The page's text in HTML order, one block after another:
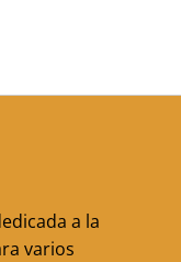
a la
varios